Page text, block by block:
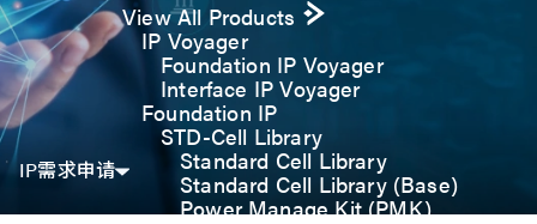
View All Products
IP Voyager
Foundation IP Voyager
Interface IP Voyager
Foundation IP
STD-Cell Library
Standard Cell Library
Standard Cell Library (Base)
Power Manage Kit (PMK)
IP需求申请